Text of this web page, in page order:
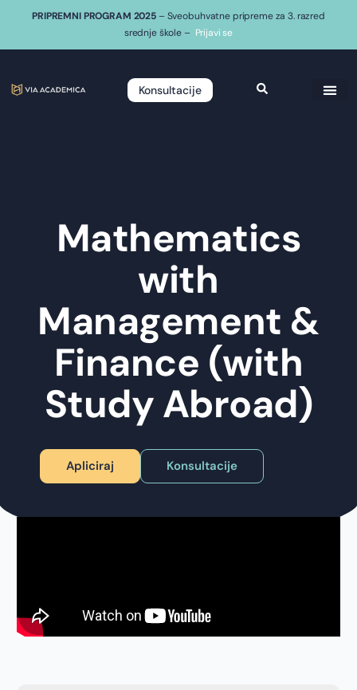
PRIPREMNI PROGRAM 2025 – Sveobuhvatne pripreme za 3. razred
srednje škole – Prijavi se
Konsultacije
Mathematics
with
Management &
Finance (with
Study Abroad)
Apliciraj Konsultacije